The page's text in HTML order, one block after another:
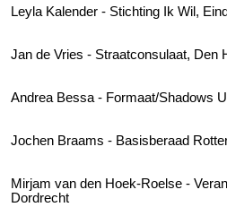
Leyla Kalender - Stichting Ik Wil,
Jan de Vries - Straatconsulaat, Den
Andrea Bessa - Formaat/Shadows
Jochen Braams - Basisberaad
Mirjam van den Hoek-Roelse -
Dordrecht